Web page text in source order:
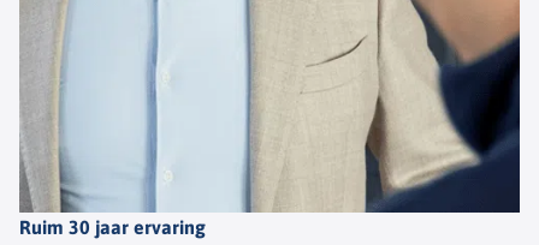
Ruim 30 jaar ervaring